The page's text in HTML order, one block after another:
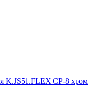
K.JS51.FLEX CP-8 хром